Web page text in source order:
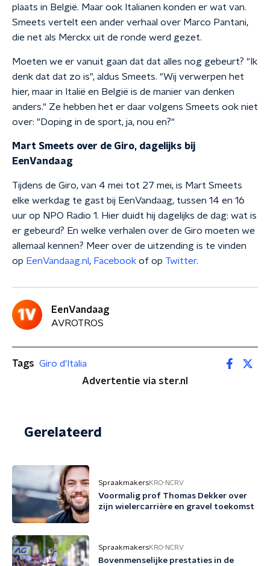
plaats in België. Maar ook Italianen konden er wat van.
Smeets vertelt een ander verhaal over Marco Pantani,
die net als Merckx uit de ronde werd gezet.
Moeten we er vanuit gaan dat dat alles nog gebeurt? "Ik
denk dat dat zo is", aldus Smeets. "Wij verwerpen het
hier, maar in Italië en België is de manier van denken
anders." Ze hebben het er daar volgens Smeets ook niet
over: "Doping in de sport, ja, nou en?"
Mart Smeets over de Giro, dagelijks bij
EenVandaag
Tijdens de Giro, van 4 mei tot 27 mei, is Mart Smeets
elke werkdag te gast bij EenVandaag, tussen 14 en 16
uur op NPO Radio 1. Hier duidt hij dagelijks de dag: wat is
er gebeurd? En welke verhalen over de Giro moeten we
allemaal kennen? Meer over de uitzending is te vinden
op EenVandaag.nl , Facebook of op Twitter.
EenVandaag
AVROTROS
Tags Giro d'Italia
Advertentie via ster.nl
Gerelateerd
SpraakmakersKRO-NCRV
Voormalig prof Thomas Dekker over
zijn wielercarrière en gravel toekomst
SpraakmakersKRO-NCRV
Bovenmenselijke prestaties in de